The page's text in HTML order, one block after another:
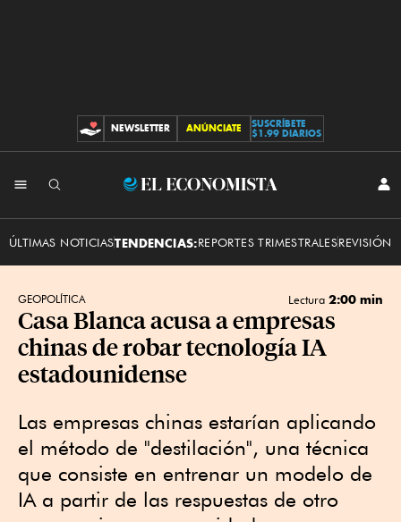
CONTRIBUCIONES
NEWSLETTER ANÚNCIATE
SUSCRÍBETE
$1.99 DIARIOS
El
ÚLTIMAS NOTICIASTENDENCIAS:REPORTES TRIMESTRALESREVISIÓN
GEOPOLÍTICA Lectura 2:00 min
Casa Blanca acusa a empresas
chinas de robar tecnología IA
estadounidense
Las empresas chinas estarían aplicando
el método de "destilación", una técnica
que consiste en entrenar un modelo de
IA a partir de las respuestas de otro